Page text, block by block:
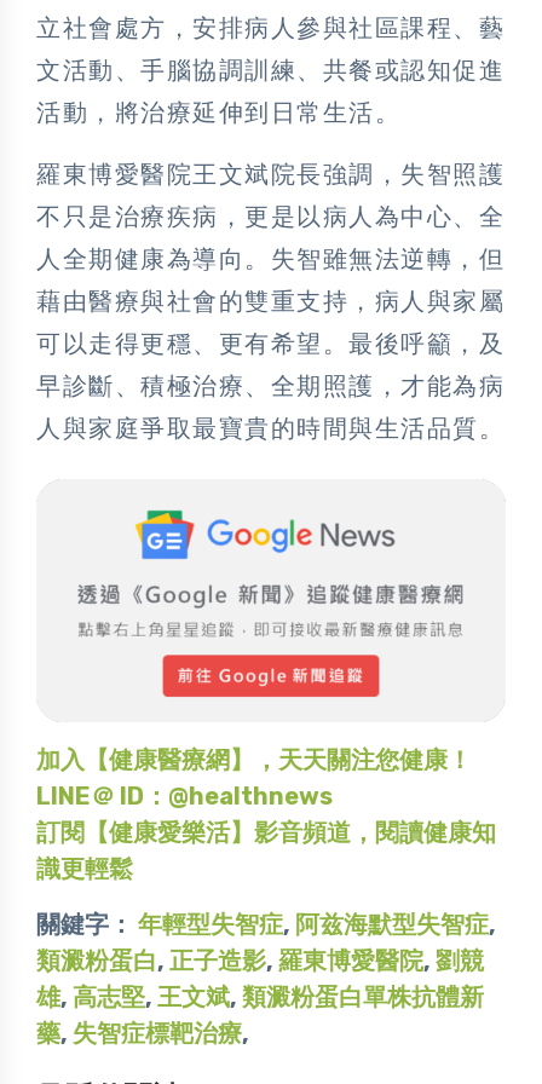
立社會處方，安排病人參與社區課程、藝
文活動、手腦協調訓練、共餐或認知促進
活動，將治療延伸到日常生活。
羅東博愛醫院王文斌院長強調，失智照護
不只是治療疾病，更是以病人為中心、全
人全期健康為導向。失智雖無法逆轉，但
藉由醫療與社會的雙重支持，病人與家屬
可以走得更穩、更有希望。最後呼籲，及
早診斷、積極治療、全期照護，才能為病
人與家庭爭取最寶貴的時間與生活品質。
加入【健康醫療網】，天天關注您健康！
LINE＠ ID：@healthnews
訂閱【健康愛樂活】影音頻道，閱讀健康知
識更輕鬆
關鍵字： 年輕型失智症, 阿兹海默型失智症,
類澱粉蛋白, 正子造影, 羅東博愛醫院, 劉競
雄, 高志堅, 王文斌, 類澱粉蛋白單株抗體新
藥, 失智症標靶治療,